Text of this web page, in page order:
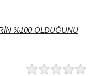
%100 OLDUĞUNU